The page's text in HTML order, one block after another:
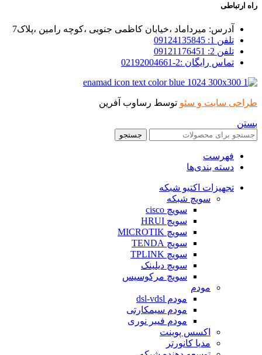
آدرس: میرداماد ،خیابان کاظمی جنوبی ،کوچه رامین ،پلاک7
تلفن 1: 09124135845
تلفن 2: 09121176451
تماس رایگان :2-02192004661
سایت و سئوتوسط رساوب آفرین
جستجو
فهرست
دسته بندی‌ها
تجهیزات اکتیو شبکه
سویچ شبکه
سویچ cisco
سویچ HRUI
سویچ MICROTIK
سویچ TENDA
سویچ TPLINK
سویچ دیلینک
سویچ مرکوسیس
مودم
مودم dsl-vdsl
مودم سیمکارتی
مودم فیبر نوری
اکسس پوینت
مدیا کانورتر